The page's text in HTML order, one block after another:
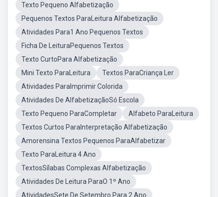
Texto Pequeno Alfabetização
Pequenos Textos ParaLeitura Alfabetização
Atividades Para1 Ano Pequenos Textos
Ficha De LeituraPequenos Textos
Texto CurtoPara Alfabetização
Mini Texto ParaLeitura
Textos ParaCriança Ler
Atividades ParaImprimir Colorida
Atividades De AlfabetizaçãoSó Escola
Texto Pequeno ParaCompletar
Alfabeto ParaLeitura
Textos Curtos ParaInterpretação Alfabetização
Amorensina Textos Pequenos ParaAlfabetizar
Texto ParaLeitura 4 Ano
TextosSílabas Complexas Alfabetização
Atividades De Leitura ParaO 1º Ano
AtividadesSete De Setembro Para 2 Ano